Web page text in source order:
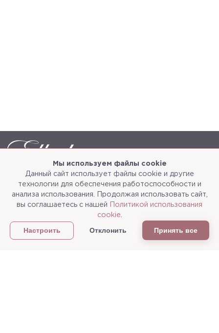
Мы используем файлы cookie
Данный сайт использует файлы cookie и другие
технологии для обеспечения работоспособности и
анализа использования. Продолжая использовать сайт,
вы соглашаетесь с нашей
Политикой использования
cookie
Настроить Отклонить Принять все
Каталог О компании
3d-тур
Сотрудничество Доставка и упаковка
Политика конфиденциальности